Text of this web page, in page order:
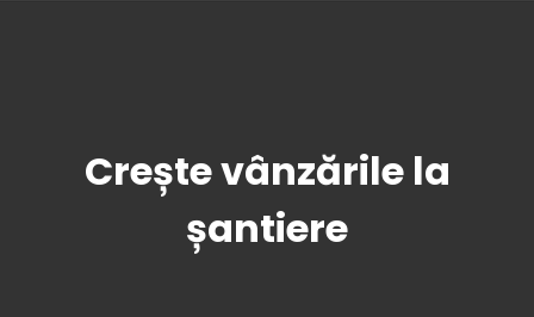
Crește vânzările la
șantiere